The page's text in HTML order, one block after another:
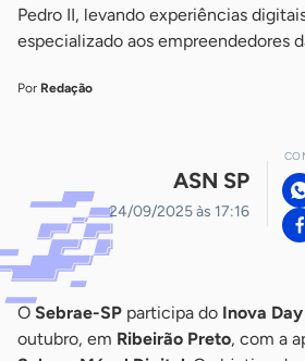
Pedro II, levando experiências
especializado aos empreendedores
Por Redação
ASN SP
24/09/2025 às 17:16
O Sebrae-SP participa do Inova
outubro, em Ribeirão Preto, com a